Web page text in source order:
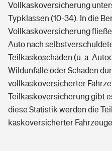
Vollkaskoversicherung
Typklassen (10-34). In die
Vollkaskoversicherung
Auto nach
Teilkaskoschäden (u. a.
Wildunfälle oder Schäden
vollkaskoversicherter
Teilkaskoversicherung gibt
diese Statistik werden die
kaskoversicherter